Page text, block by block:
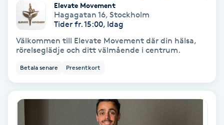
Hyperhidros
Hypnos
Hårborttagning
Hårbottenbehandling
Elevate Movement
Hagagatan 16, Stockholm
Tider fr. 15:00, Idag
Välkommen till Elevate Movement där din hälsa,
rörelseglädje och ditt välmående i centrum.
Betala senare Presentkort